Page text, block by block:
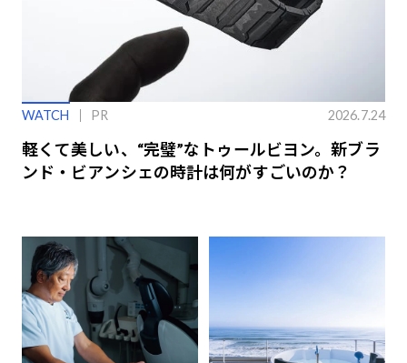
WATCH PR 2026.7.24
軽くて美しい、“完璧”なトゥールビヨン。新ブラ
ンド・ビアンシェの時計は何がすごいのか？